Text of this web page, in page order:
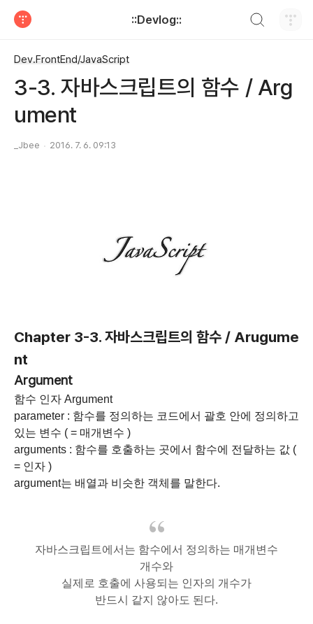
::Devlog::
Dev.FrontEnd/JavaScript
3-3. 자바스크립트의 함수 / Arg
ument
_Jbee 2016. 7. 6. 09:13
Chapter 3-3. 자바스크립트의 함수 / Arugume
nt
Argument
함수 인자 Argument
parameter : 함수를 정의하는 코드에서 괄호 안에 정의하고
있는 변수 ( = 매개변수 )
arguments : 함수를 호출하는 곳에서 함수에 전달하는 값 (
= 인자 )
argument는 배열과 비슷한 객체를 말한다.
자바스크립트에서는 함수에서 정의하는 매개변수
개수와
실제로 호출에 사용되는 인자의 개수가
반드시 같지 않아도 된다.